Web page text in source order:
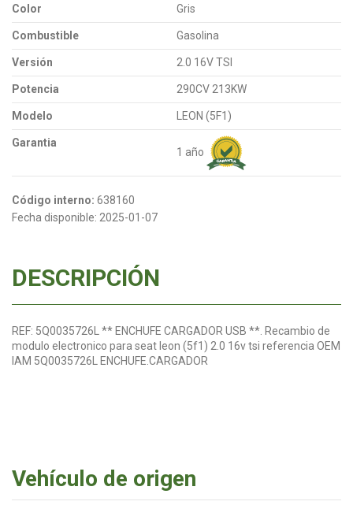
Color Gris
Combustible Gasolina
Versión 2.0 16V TSI
Potencia 290CV 213KW
Modelo LEON (5F1)
Garantia
1 año
Código interno: 638160
Fecha disponible: 2025-01-07
DESCRIPCIÓN
REF: 5Q0035726L ** ENCHUFE CARGADOR USB **. Recambio de
modulo electronico para seat leon (5f1) 2.0 16v tsi referencia OEM
IAM 5Q0035726L ENCHUFE.CARGADOR
Vehículo de origen